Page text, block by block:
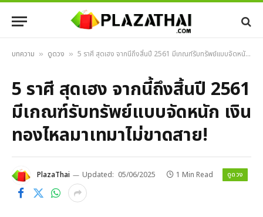
บทความ » ดูดวง » 5 ราศี สุดเฮง จากนี้ถึงสิ้นปี 2561 มีเกณฑ์รับทรัพย์แบบจัดหนัก เงินทองไหลมาเทมาไม่ขาดสาย!
5 ราศี สุดเฮง จากนี้ถึงสิ้นปี 2561
มีเกณฑ์รับทรัพย์แบบจัดหนัก เงิน
ทองไหลมาเทมาไม่ขาดสาย!
PlazaThai Updated: 05/06/2025 1 Min Read ดูดวง